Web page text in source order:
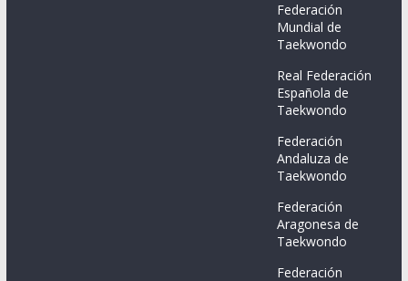
Federación
Mundial de
Taekwondo
Real Federación
Española de
Taekwondo
Federación
Andaluza de
Taekwondo
Federación
Aragonesa de
Taekwondo
Federación